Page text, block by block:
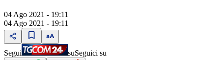
04 Ago 2021 - 19:11
04 Ago 2021 - 19:11
Segui suSeguici su